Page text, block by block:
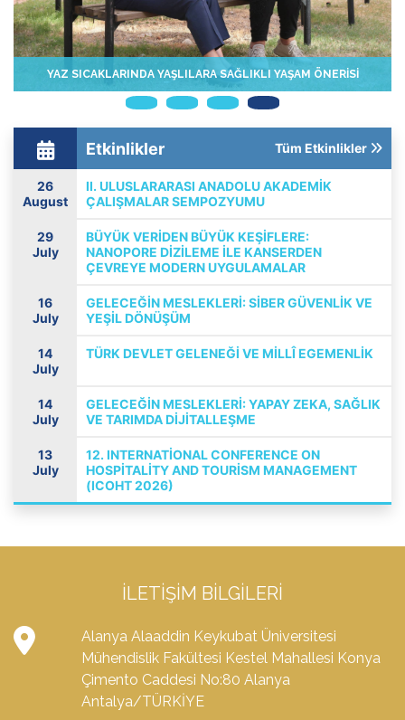
YAZ SICAKLARINDA YAŞLILARA SAĞLIKLI YAŞAM ÖNERİSİ
Etkinlikler Tüm Etkinlikler
26
August
II. ULUSLARARASI ANADOLU AKADEMIK
ÇALIŞMALAR SEMPOZYUMU
29
July
BÜYÜK VERIDEN BÜYÜK KEŞIFLERE:
NANOPORE DIZILEME ILE KANSERDEN
ÇEVREYE MODERN UYGULAMALAR
16
July
GELECEĞİN MESLEKLERİ: SİBER GÜVENLİK VE
YEŞİL DÖNÜŞÜM
14
July
TÜRK DEVLET GELENEĞİ VE MİLLÎ EGEMENLİK
14
July
GELECEĞİN MESLEKLERİ: YAPAY ZEKA, SAĞLIK
VE TARIMDA DİJİTALLEŞME
13
July
12. INTERNATİONAL CONFERENCE ON
HOSPİTALİTY AND TOURİSM MANAGEMENT
(ICOHT 2026)
İLETIŞIM BILGILERI
Alanya Alaaddin Keykubat Üniversitesi
Mühendislik Fakültesi Kestel Mahallesi Konya
Çimento Caddesi No:80 Alanya
Antalya/TÜRKİYE